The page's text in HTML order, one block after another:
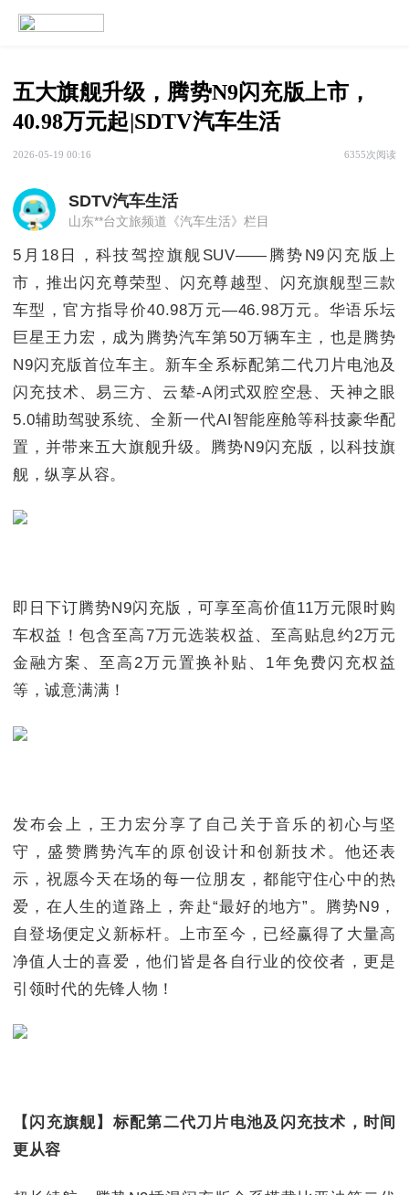
五大旗舰升级，腾势N9闪充版上市，
40.98万元起​|SDTV汽车生活
2026-05-19 00:16 6355次阅读
SDTV汽车生活
山东**台文旅频道《汽车生活》栏目
5月18日，科技驾控旗舰SUV——腾势N9闪充版上
市，推出闪充尊荣型、闪充尊越型、闪充旗舰型三款
车型，官方指导价40.98万元—46.98万元。华语乐坛
巨星王力宏，成为腾势汽车第50万辆车主，也是腾势
N9闪充版首位车主。新车全系标配第二代刀片电池及
闪充技术、易三方、云辇-A闭式双腔空悬、天神之眼
5.0辅助驾驶系统、全新一代AI智能座舱等科技豪华配
置，并带来五大旗舰升级。腾势N9闪充版，以科技旗
舰，纵享从容。
即日下订腾势N9闪充版，可享至高价值11万元限时购
车权益！包含至高7万元选装权益、至高贴息约2万元
金融方案、至高2万元置换补贴、1年免费闪充权益
等，诚意满满！
发布会上，王力宏分享了自己关于音乐的初心与坚
守，盛赞腾势汽车的原创设计和创新技术。他还表
示，祝愿今天在场的每一位朋友，都能守住心中的热
爱，在人生的道路上，奔赴“最好的地方”。腾势N9，
自登场便定义新标杆。上市至今，已经赢得了大量高
净值人士的喜爱，他们皆是各自行业的佼佼者，更是
引领时代的先锋人物！
【闪充旗舰】标配第二代刀片电池及闪充技术，时间
更从容